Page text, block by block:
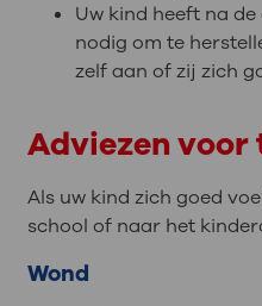
Uw kind heeft na
nodig om te
zelf aan of zij zich
Adviezen voor
Als uw kind zich goed
school of naar het
Wond